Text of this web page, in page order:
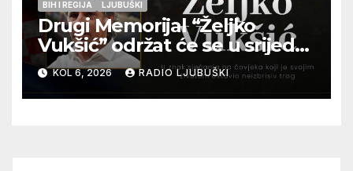
BIH I REGIJA LJUBUŠKI
Drugi Memorijal “Željko
Vukšić” održat će se u srijedu
12. kolovoza u Otoku
KOL 6, 2026 RADIO LJUBUŠKI